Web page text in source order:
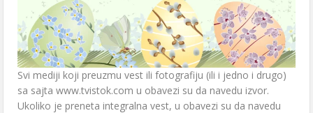
Svi mediji koji preuzmu vest ili fotografiju (ili i jedno i drugo)
sa sajta www.tvistok.com u obavezi su da navedu izvor.
Ukoliko je preneta integralna vest, u obavezi su da navedu